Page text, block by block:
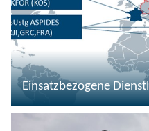
Einsatzbezogene